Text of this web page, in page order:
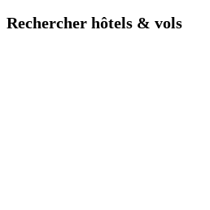
Rechercher hôtels & vols